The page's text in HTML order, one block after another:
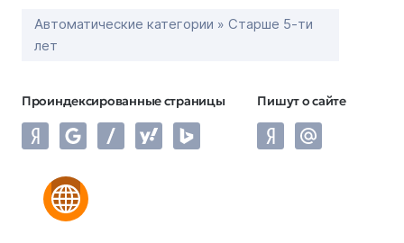
Автоматические категории » Старше 5-ти
лет
Проиндексированные страницы Пишут о сайте